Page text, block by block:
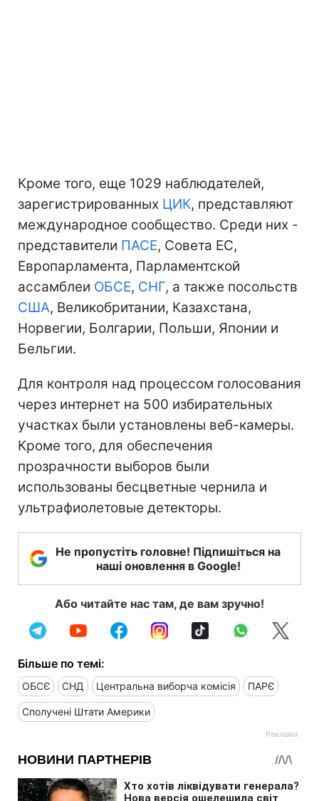
Кроме того, еще 1029 наблюдателей,
зарегистрированных ЦИК, представляют
международное сообщество. Среди них -
представители ПАСЕ, Совета ЕС,
Европарламента, Парламентской
ассамблеи ОБСЕ, СНГ, а также посольств
США, Великобритании, Казахстана,
Норвегии, Болгарии, Польши, Японии и
Бельгии.
Для контроля над процессом голосования
через интернет на 500 избирательных
участках были установлены веб-камеры.
Кроме того, для обеспечения
прозрачности выборов были
использованы бесцветные чернила и
ультрафиолетовые детекторы.
Не пропустіть головне! Підпишіться на
наші оновлення в Google!
Або читайте нас там, де вам зручно!
Більше по темі:
ОБСЄ СНД Центральна виборча комісія ПАРЄ
Сполучені Штати Америки